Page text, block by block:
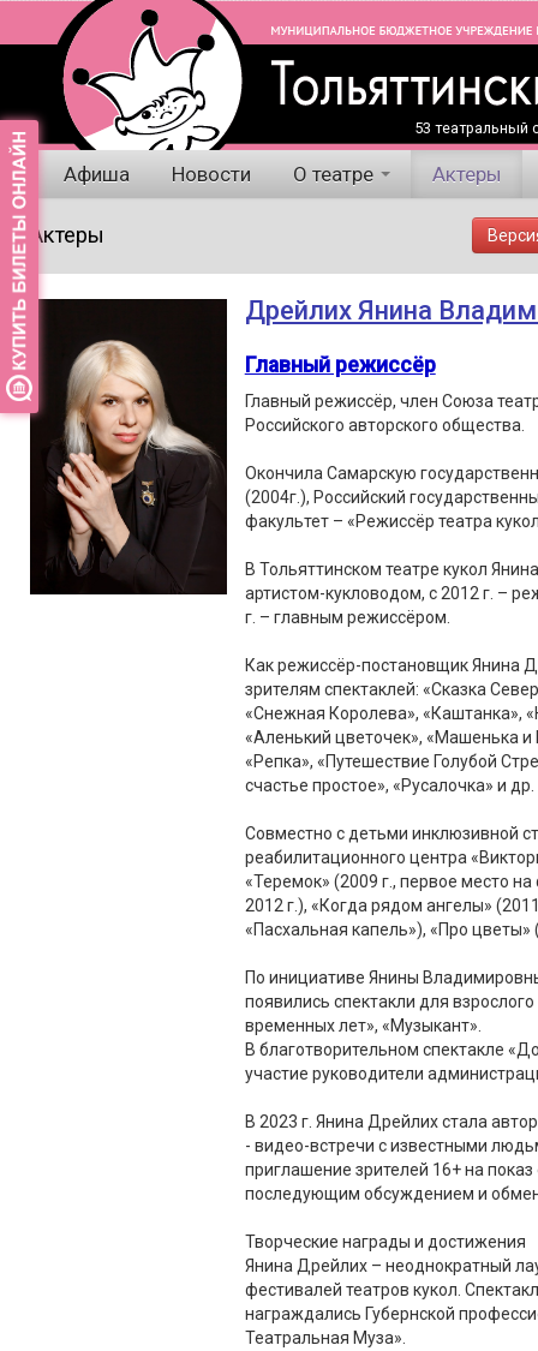
53 театральный
Афиша Новости О театре Актеры
Актеры
Дрейлих Янина
Главный режиссёр
Главный режиссёр, член Союза
Российского авторского общества.
Окончила Самарскую
(2004г.), Российский
факультет – «Режиссёр театра
В Тольяттинском театре кукол
артистом-кукловодом, с 2012 г. –
г. – главным режиссёром.
Как режиссёр-постановщик Янина
зрителям спектаклей: «Сказка
«Снежная Королева», «Каштанка»,
«Аленький цветочек», «Машенька
«Репка», «Путешествие Голубой
счастье простое», «Русалочка» и др.
Совместно с детьми инклюзивной
реабилитационного центра
«Теремок» (2009 г., первое место
2012 г.), «Когда рядом ангелы»
«Пасхальная капель»), «Про цветы»
По инициативе Янины
появились спектакли для
временных лет», «Музыкант».
В благотворительном спектакле
участие руководители
В 2023 г. Янина Дрейлих стала
- видео-встречи с известными
приглашение зрителей 16+ на
последующим обсуждением и
Творческие награды и достижения
Янина Дрейлих – неоднократный
фестивалей театров кукол.
награждались Губернской
Театральная Муза».